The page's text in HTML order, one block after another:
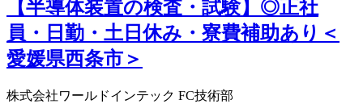
【半導体装置の検査・試験】◎正社
員・日勤・土日休み・寮費補助あり＜
愛媛県西条市＞
株式会社ワールドインテック FC技術部